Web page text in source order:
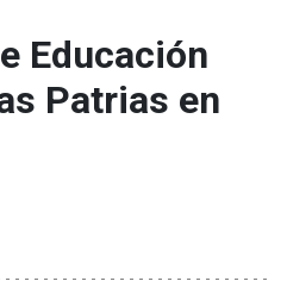
Educación
Patrias en